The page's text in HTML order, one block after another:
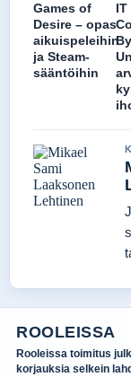
Games of
Desire – opas
aikuispeleihin
ja Steam-
sääntöihin
IT
ROOLEISSA
Rooleissa toimitus
korjauksia selkein